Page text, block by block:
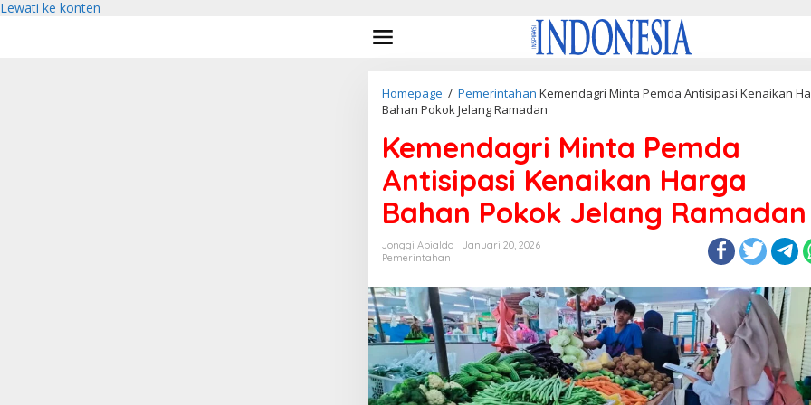
Lewati ke konten
Homepage / Pemerintahan Kemendagri Minta Pemda Antisipasi Kenaikan
Bahan Pokok Jelang Ramadan
Kemendagri Minta Pemda
Antisipasi Kenaikan Harga
Bahan Pokok Jelang Ramadan
Jonggi Abialdo
Januari 20, 2026
Pemerintahan